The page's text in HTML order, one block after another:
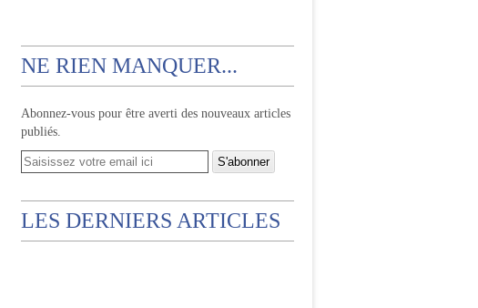
NE RIEN MANQUER...
Abonnez-vous pour être averti des nouveaux articles
publiés.
LES DERNIERS ARTICLES